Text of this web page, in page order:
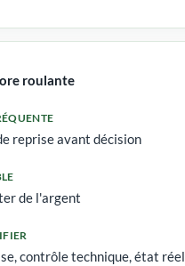
roulante
reprise avant décision
de l'argent
contrôle technique, état réel